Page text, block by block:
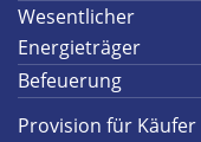
Wesentlicher
Energieträger
Befeuerung
Provision für Käufer